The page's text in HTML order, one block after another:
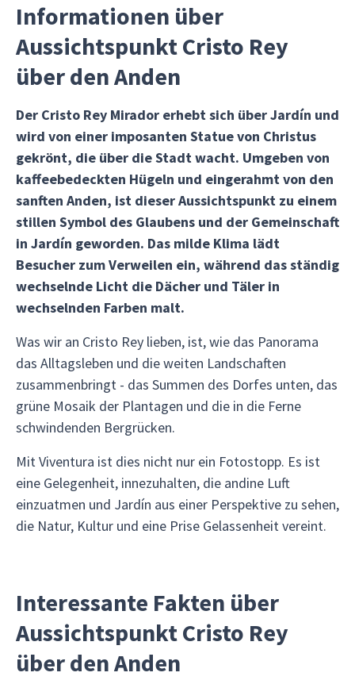
Informationen über
Aussichtspunkt Cristo Rey
über den Anden
Der Cristo Rey Mirador erhebt sich über Jardín und
wird von einer imposanten Statue von Christus
gekrönt, die über die Stadt wacht. Umgeben von
kaffeebedeckten Hügeln und eingerahmt von den
sanften Anden, ist dieser Aussichtspunkt zu einem
stillen Symbol des Glaubens und der Gemeinschaft
in Jardín geworden. Das milde Klima lädt
Besucher zum Verweilen ein, während das ständig
wechselnde Licht die Dächer und Täler in
wechselnden Farben malt.
Was wir an Cristo Rey lieben, ist, wie das Panorama
das Alltagsleben und die weiten Landschaften
zusammenbringt - das Summen des Dorfes unten, das
grüne Mosaik der Plantagen und die in die Ferne
schwindenden Bergrücken.
Mit Viventura ist dies nicht nur ein Fotostopp. Es ist
eine Gelegenheit, innezuhalten, die andine Luft
einzuatmen und Jardín aus einer Perspektive zu sehen,
die Natur, Kultur und eine Prise Gelassenheit vereint.
Interessante Fakten über
Aussichtspunkt Cristo Rey
über den Anden